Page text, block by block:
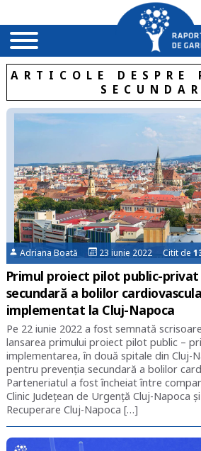
ARTICOLE DESPRE
Adriana Boată 23 iunie 2022 Citit de
Primul proiect pilot public-
secundară a bolilor
implementat la Cluj-Napoca
Pe 22 iunie 2022 a fost semnată
lansarea primului proiect pilot public –
implementarea, în două spitale din Cluj-
pentru prevenția secundară a bolilor
Parteneriatul a fost încheiat între
Clinic Județean de Urgență Cluj-Napoca
Recuperare Cluj-Napoca […]